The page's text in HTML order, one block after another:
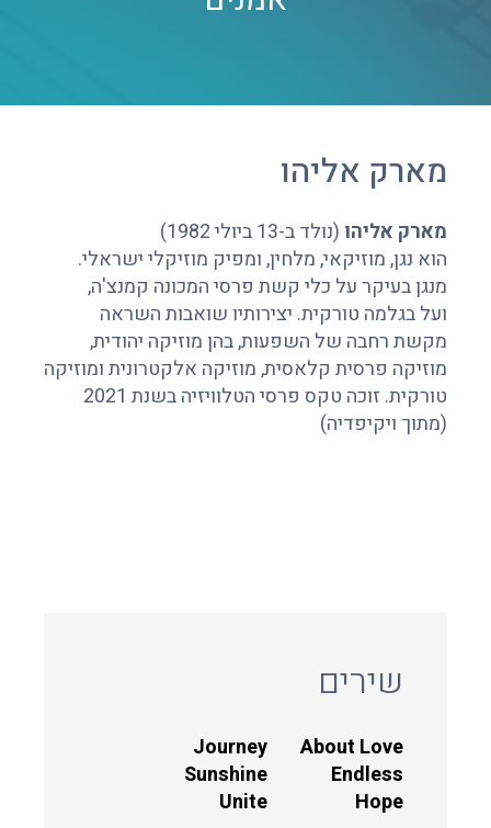
מארק אליהו
מארק אליהו
(נולד ב-13 ביולי 1982)
הוא נגן, מוזיקאי, מלחין, ומפיק מוזיקלי ישראלי.
מנגן בעיקר על כלי קשת פרסי המכונה קמנצ'ה,
ועל בגלמה טורקית. יצירותיו שואבות השראה
מקשת רחבה של השפעות, בהן מוזיקה יהודית,
מוזיקה פרסית קלאסית, מוזיקה אלקטרונית ומוזיקה
טורקית. זוכה טקס פרסי הטלוויזיה בשנת 2021
(מתוך ויקיפדיה)
שירים
About Love
Endless
Hope
Journey
Sunshine
Unite